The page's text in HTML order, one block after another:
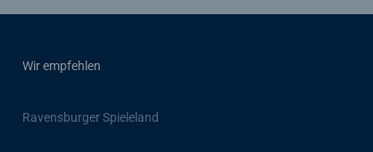
Wir empfehlen
Ravensburger Spieleland